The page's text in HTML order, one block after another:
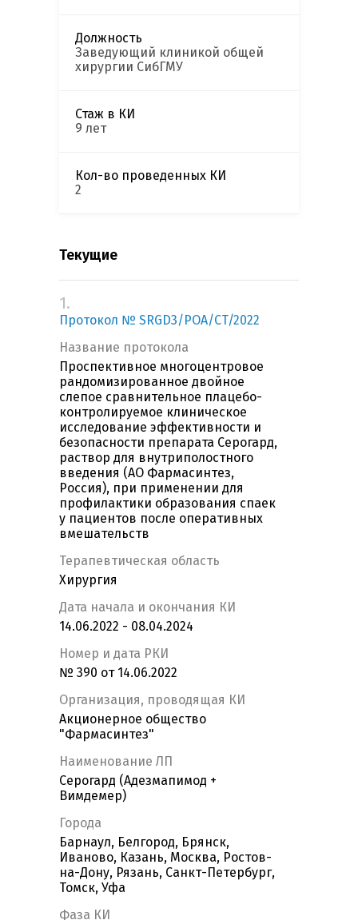
Должность
Заведующий клиникой общей
хирургии СибГМУ
Стаж в КИ
9 лет
Кол-во проведенных КИ
2
Текущие
1.
Протокол № SRGD3/POA/CT/2022
Название протокола
Проспективное многоцентровое
рандомизированное двойное
слепое сравнительное плацебо-
контролируемое клиническое
исследование эффективности и
безопасности препарата Серогард,
раствор для внутриполостного
введения (АО Фармасинтез,
Россия), при применении для
профилактики образования спаек
у пациентов после оперативных
вмешательств
Терапевтическая область
Хирургия
Дата начала и окончания КИ
14.06.2022 - 08.04.2024
Номер и дата РКИ
№ 390 от 14.06.2022
Организация, проводящая КИ
Акционерное общество
"Фармасинтез"
Наименование ЛП
Серогард (Адезмапимод +
Вимдемер)
Города
Барнаул, Белгород, Брянск,
Иваново, Казань, Москва, Ростов-
на-Дону, Рязань, Санкт-Петербург,
Томск, Уфа
Фаза КИ